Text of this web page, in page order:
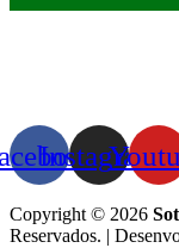
Instagram
Copyright © 2026
Reservados. |